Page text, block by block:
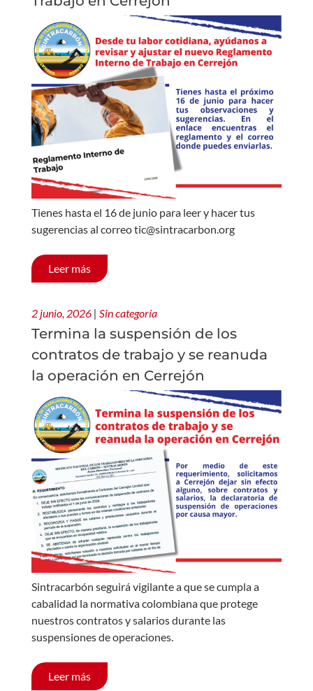
Tienes hasta el 16 de junio para leer y hacer tus
sugerencias al correo tic@sintracarbon.org
Leer más
2 junio, 2026 | Sin categoría
Termina la suspensión de los
contratos de trabajo y se reanuda
la operación en Cerrejón
Sintracarbón seguirá vigilante a que se cumpla a
cabalidad la normativa colombiana que protege
nuestros contratos y salarios durante las
suspensiones de operaciones.
Leer más